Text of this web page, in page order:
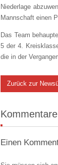
Niederlage
Mannschaft einen
Das Team
5 der 4.
die in der
Zurück zur
Kommentare
Einen